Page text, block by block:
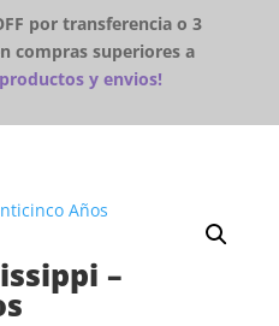
por transferencia o 3
compras superiores a
y envios!
–